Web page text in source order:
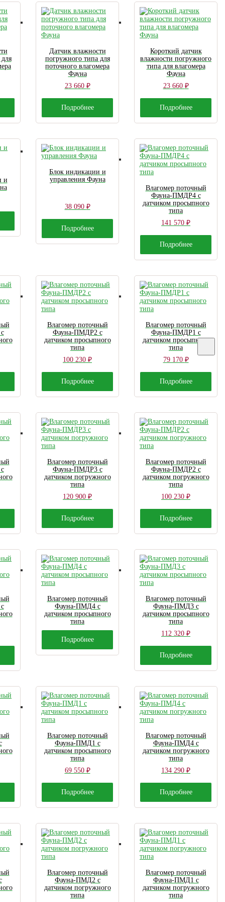
Датчик влажности
погружного типа для
поточного влагомера
Фауна
23 660 ₽
Подробнее
Короткий датчик
влажности погружного
типа для влагомера
Фауна
23 660 ₽
Подробнее
и
Блок индикации и
управления Фауна
38 090 ₽
Подробнее
Влагомер поточный
Фауна-ПМДР4 с
датчиком просыпного
типа
141 570 ₽
Подробнее
Влагомер поточный
Фауна-ПМДР2 с
датчиком просыпного
типа
100 230 ₽
Подробнее
Влагомер поточный
Фауна-ПМДР1 с
датчиком просыпного
типа
79 170 ₽
Подробнее
Влагомер поточный
Фауна-ПМДР3 с
датчиком погружного
типа
120 900 ₽
Подробнее
Влагомер поточный
Фауна-ПМДР2 с
датчиком погружного
типа
100 230 ₽
Подробнее
Влагомер поточный
Фауна-ПМД4 с
датчиком просыпного
типа
Подробнее
Влагомер поточный
Фауна-ПМД3 с
датчиком просыпного
типа
112 320 ₽
Подробнее
Влагомер поточный
Фауна-ПМД1 с
датчиком просыпного
типа
69 550 ₽
Подробнее
Влагомер поточный
Фауна-ПМД4 с
датчиком погружного
типа
134 290 ₽
Подробнее
Влагомер поточный
Фауна-ПМД2 с
датчиком погружного
типа
Влагомер поточный
Фауна-ПМД1 с
датчиком погружного
типа